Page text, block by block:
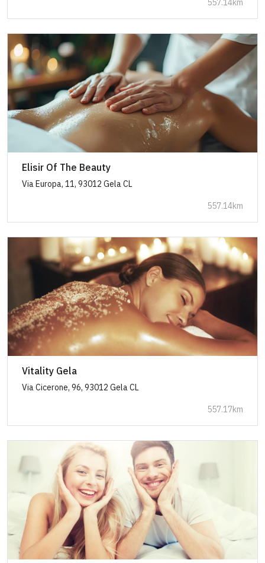
557.14km
Elisir Of The Beauty
Via Europa, 11, 93012 Gela CL
557.14km
Vitality Gela
Via Cicerone, 96, 93012 Gela CL
557.17km